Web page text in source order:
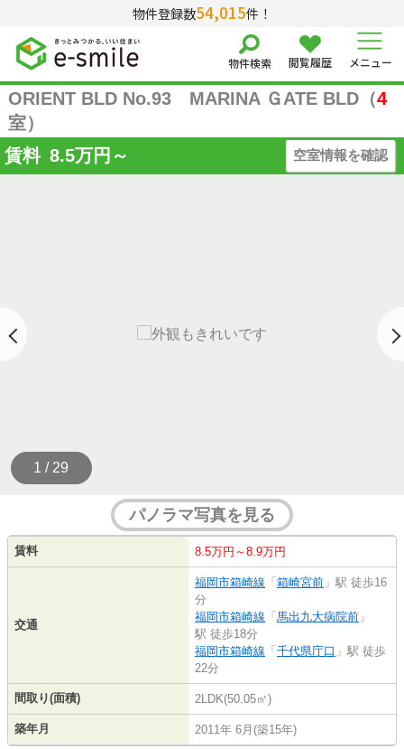
物件登録数54,015件！
物件検索 閲覧履歴 メニュー
ORIENT BLD No.93 MARINA ＧATE BLD（4
室）
賃料 8.5万円～ 空室情報を確認
1 / 29
パノラマ写真を見る
賃料 8.5万円～8.9万円
交通
福岡市箱崎線 「 箱崎宮前 」駅 徒歩16
分
福岡市箱崎線 「 馬出九大病院前 」
駅 徒歩18分
福岡市箱崎線 「 千代県庁口 」駅 徒歩
22分
間取り(面積) 2LDK(50.05㎡)
築年月 2011年 6月(築15年)